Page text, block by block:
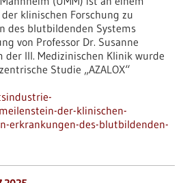
klinischen Forschung zu
des blutbildenden Systems
von Professor Dr. Susanne
der III. Medizinischen Klinik wurde
Studie „AZALOX“
der-klinischen-
erkrankungen-des-blutbildenden-